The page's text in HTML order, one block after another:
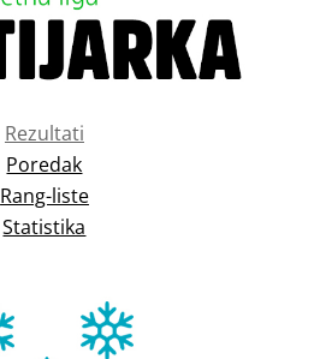
Rezultati
Poredak
Rang-liste
Statistika